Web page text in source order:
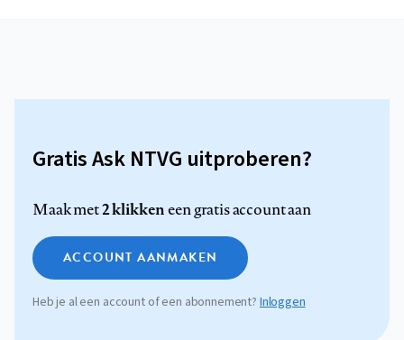
Gratis Ask NTVG uitproberen?
Maak met2 klikkeneen gratis account aan
ACCOUNT AANMAKEN
Heb je al een account of een abonnement?Inloggen